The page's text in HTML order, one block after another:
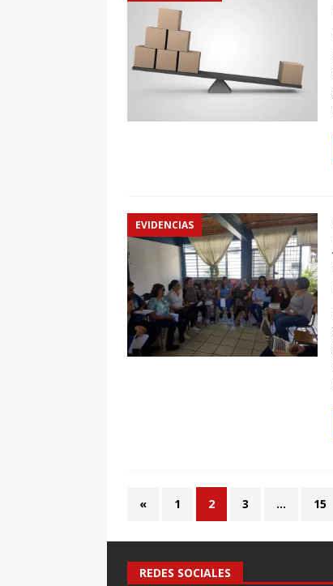
EVIDENCIAS
« 1 2 3 … 15
REDES SOCIALES